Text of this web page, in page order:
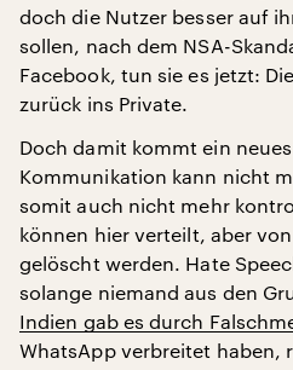
doch die Nutzer besser auf
sollen, nach dem NSA-
Facebook, tun sie es jetzt:
zurück ins Private.
Doch damit kommt ein
Kommunikation kann nicht
somit auch nicht mehr
können hier verteilt, aber
gelöscht werden. Hate
solange niemand aus den
Indien gab es durch
WhatsApp verbreitet haben,